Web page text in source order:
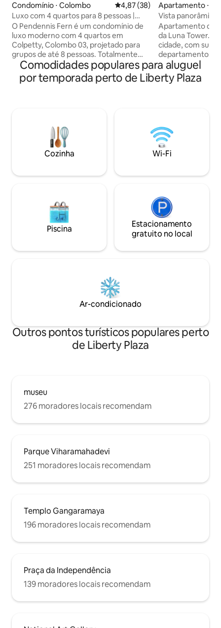
Condomínio ⋅ Colombo 4,87 de uma avaliação média
4,87 (38)
Luxo com 4 quartos para 8 pessoas |
Jacuzzi e piscina no terraço | Colpetty
O Pendennis Fern é um condomínio de
luxo moderno com 4 quartos em
Colpetty, Colombo 03, projetado para
grupos de até 8 pessoas. Totalmente
climatizado em todo o espaço (o que é
raro em Colombo), com cozinha
gourmet, varandas privativas com vista
e o horizonte, academia, segurança 24
horas por dia, 7 dias por semana, e
sistema completo de reserva de
energia. A três quadras do mar, em um
hóspedes que valorizam privacidade e
Apartamento ⋅
Vista panorâmica
Apartamento de
da Luna Tower. Localizado no centro da
cidade, com
departamentos
Vistas para o
Viharamahadevi.
teca, vidros
piscina de borda
piscina infantil,
reuniões, salas
horas por dia, 7
Tower para saber
Comodidades populares para aluguel
por temporada perto de Liberty Plaza
Cozinha Wi-Fi
Piscina
Estacionamento
gratuito no local
Ar-condicionado
Outros pontos turísticos populares perto
de Liberty Plaza
museu
276 moradores locais recomendam
Parque Viharamahadevi
251 moradores locais recomendam
Templo Gangaramaya
196 moradores locais recomendam
Praça da Independência
139 moradores locais recomendam